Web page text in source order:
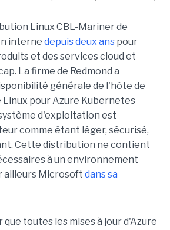
Linux CBL-Mariner de
interne depuis deux anspour
et des services cloud et
La firme de Redmond a
générale de l'hôte de
pour Azure Kubernetes
d'exploitation est
comme étant léger, sécurisé,
Cette distribution ne contient
à un environnement
ailleurs Microsoft dans sa
que toutes les mises à jour d'Azure